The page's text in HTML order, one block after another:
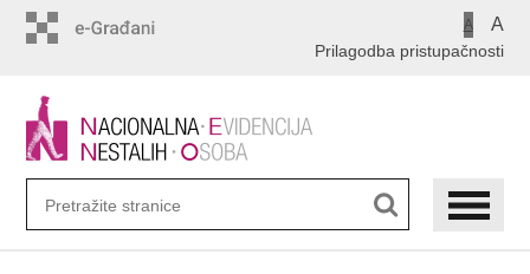
A A
Prilagodba pristupačnosti